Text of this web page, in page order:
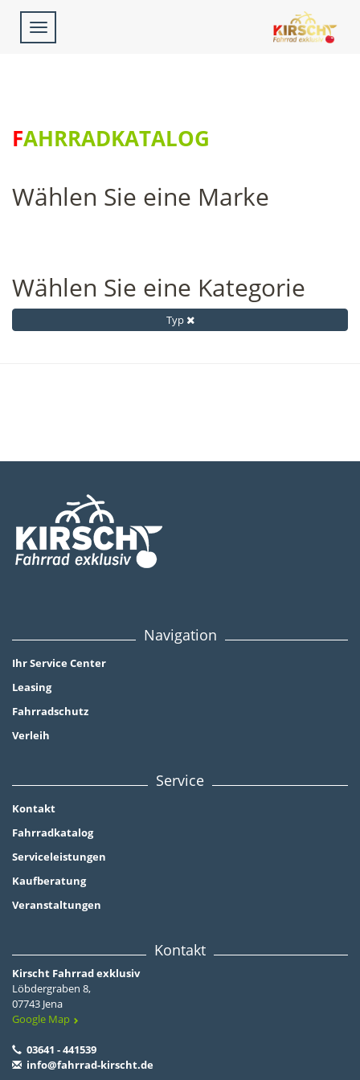
Toggle
navigation
FAHRRADKATALOG
Wählen Sie eine Marke
Wählen Sie eine Kategorie
Typ
Navigation
Ihr Service Center
Leasing
Fahrradschutz
Verleih
Service
Kontakt
Fahrradkatalog
Serviceleistungen
Kaufberatung
Veranstaltungen
Kontakt
Kirscht Fahrrad exklusiv
Löbdergraben 8,
07743 Jena
Google Map
03641 - 441539
info@fahrrad-kirscht.de